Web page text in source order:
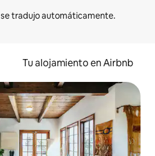
Tu alojamiento en Airbnb